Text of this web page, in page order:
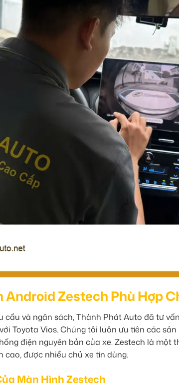
Android Zestech Phù Hợp
cầu và ngân sách, Thành Phát Auto đã tư
Toyota Vios. Chúng tôi luôn ưu tiên các
điện nguyên bản của xe. Zestech là một
được nhiều chủ xe tin dùng.
Màn Hình Zestech